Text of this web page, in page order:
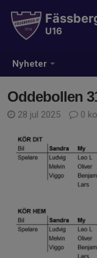
Nyheter
U16
Oddebollen
28 jul 2025 0